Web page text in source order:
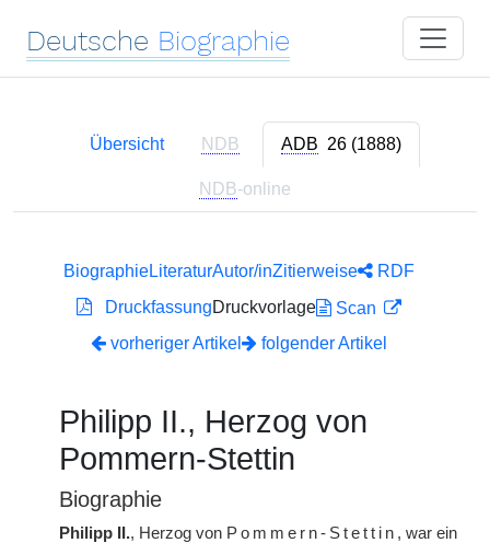
Deutsche Biographie
Übersicht NDB ADB 26 (1888)
NDB-online
BiographieLiteraturAutor/inZitierweise
RDF
DruckfassungDruckvorlage
Scan
vorheriger Artikel
folgender Artikel
Philipp II., Herzog von
Pommern-Stettin
Biographie
Philipp II., Herzog von Pommern-Stettin , war ein